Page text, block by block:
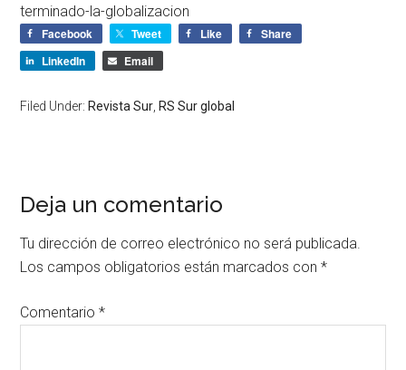
terminado-la-globalizacion
Facebook Tweet Like
Share
LinkedIn
Email
Filed Under: Revista Sur RS Sur global
Deja un comentario
Tu dirección de correo electrónico no será publicada.
Los campos obligatorios están marcados con*
Comentario*